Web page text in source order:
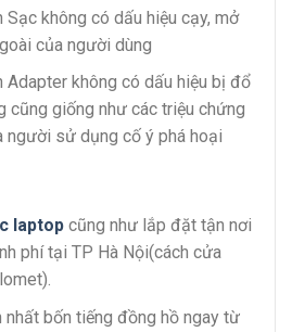
Sạc không có dấu hiệu cạy, mở
của người dùng
Adapter không có dấu hiệu bị đổ
cũng giống như các triệu chứng
người sử dụng cố ý phá hoại
laptopcũng như lắp đặt tận nơi
phí tại TP Hà Nội(cách cửa
nhất bốn tiếng đồng hồ ngay từ